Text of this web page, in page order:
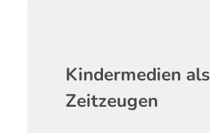
Kindermedien als
Zeitzeugen